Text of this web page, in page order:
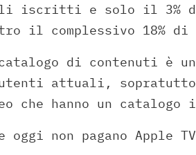
iscritti e solo il 3% di
il complessivo 18% di
di contenuti è
attuali,
che hanno un catalogo
oggi non pagano Apple